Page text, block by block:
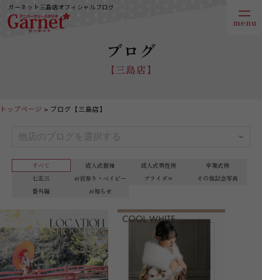
ガーネット三島店オフィシャルブログ
ブログ
【三島店】
すべて 成人式振袖 成人式男性袴
卒業式袴
七五三
お宮参り・ベイビー ブライダル
その他記念写真
番外編
お知らせ
トップページ ブログ【三島店】